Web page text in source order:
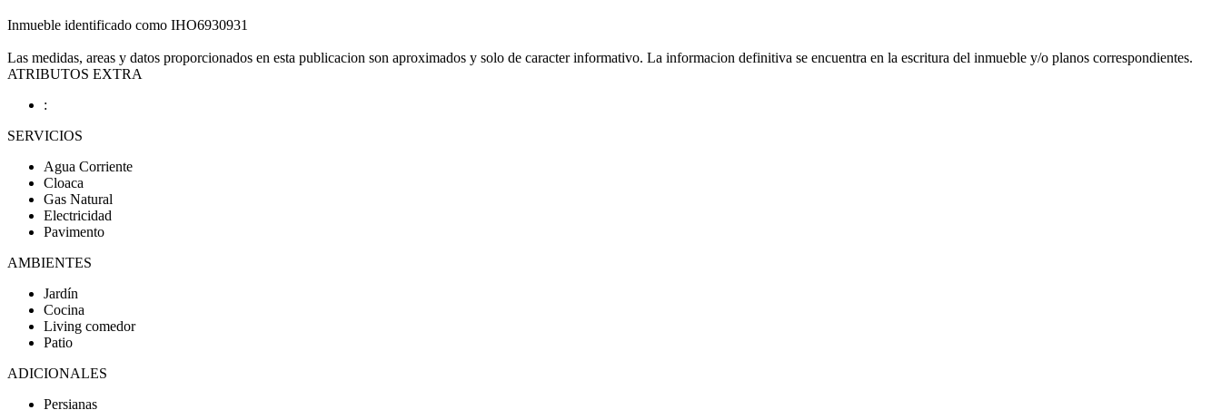
Inmueble identificado como IHO6930931
Las medidas, areas y datos proporcionados en esta publicacion son aproximados y solo de caracter informativo. La informacion definitiva se encuentra en la escritura del inmueble y/o planos correspondientes.
ATRIBUTOS EXTRA
:
SERVICIOS
Agua Corriente
Cloaca
Gas Natural
Electricidad
Pavimento
AMBIENTES
Jardín
Cocina
Living comedor
Patio
ADICIONALES
Persianas